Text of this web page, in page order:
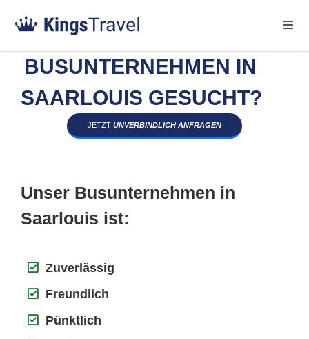
BUSUNTERNEHMEN IN
SAARLOUIS GESUCHT?
JETZT UNVERBINDLICH ANFRAGEN
Unser Busunternehmen in
Saarlouis ist:
Zuverlässig
Freundlich
Pünktlich